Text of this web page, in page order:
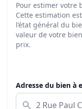
Pour estimer votre
Cette estimation
l’état général du
valeur de votre
prix.
Adresse du bien à